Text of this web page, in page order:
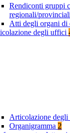
Rendiconti gruppi
regionali/provinciali
Atti degli organi di
degli uffici
Articolazione
Organigramma 2